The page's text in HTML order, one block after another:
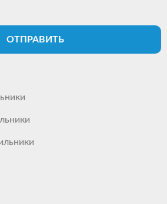
ОТПРАВИТЬ